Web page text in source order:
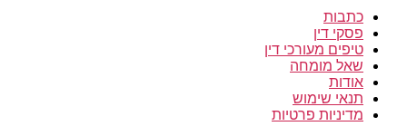
כתבות
פסקי דין
טיפים מעורכי דין
שאל מומחה
אודות
תנאי שימוש
מדיניות פרטיות